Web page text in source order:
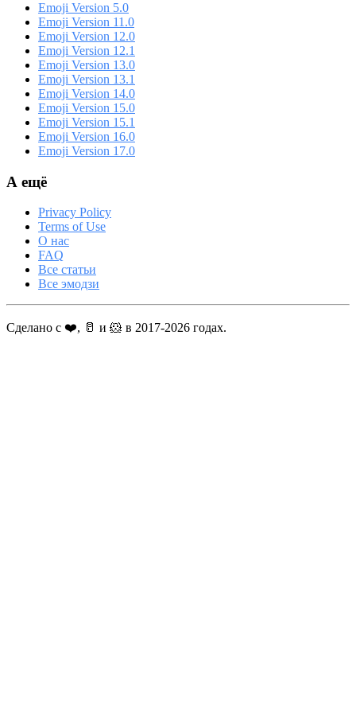
Emoji Version 5.0
Emoji Version 11.0
Emoji Version 12.0
Emoji Version 12.1
Emoji Version 13.0
Emoji Version 13.1
Emoji Version 14.0
Emoji Version 15.0
Emoji Version 15.1
Emoji Version 16.0
Emoji Version 17.0
А ещё
Privacy Policy
Terms of Use
О нас
FAQ
Все статьи
Все эмодзи
Сделано с ❤️, 🥛 и 🐹 в 2017-2026 годах.